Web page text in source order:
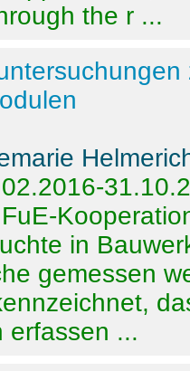
the r ...
in
gemessen
erfassen ...